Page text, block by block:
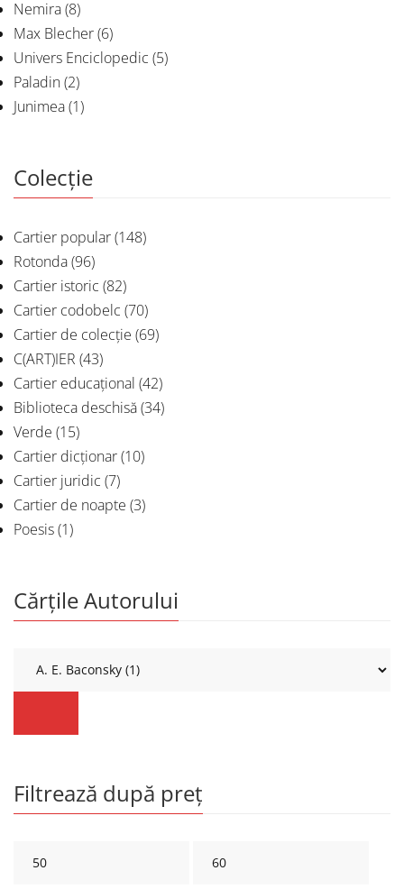
Nemira(8)
Max Blecher(6)
Univers Enciclopedic (5)
Paladin(2)
Junimea(1)
Colecție
Cartier popular(148)
Rotonda(96)
Cartier istoric (82)
Cartier codobelc (70)
Cartier de colecție (69)
C(ART)IER (43)
Cartier educațional (42)
Biblioteca deschisă(34)
Verde (15)
Cartier dicționar(10)
Cartier juridic (7)
Cartier de noapte (3)
Poesis(1)
Cărțile Autorului
Filtrează după preț